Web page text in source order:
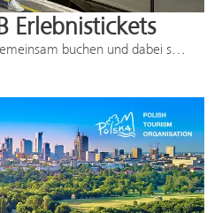
Erlebnistickets
Bahn + Freizeitangebot gemeinsam buchen und dabei sparen!